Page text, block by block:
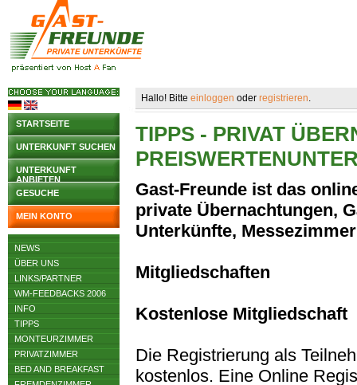
STARTSEITE
UNTERKUNFT SUCHEN
UNTERKUNFT
ANBIETEN
GESUCHE
MEIN KONTO
NEWS
ÜBER UNS
LINKS/PARTNER
WM-FEEDBACKS 2006
INFO
TIPPS
MONTEURZIMMER
PRIVATZIMMER
BED AND BREAKFAST
Hallo! Bitte einloggen oder registrieren.
TIPPS - PRIVAT
Gast-Freunde ist das
private Übernachtungen,
Unterkünfte,
Mitgliedschaften
Kostenlose Mitgliedschaft
Die Registrierung als
kostenlos. Eine Online